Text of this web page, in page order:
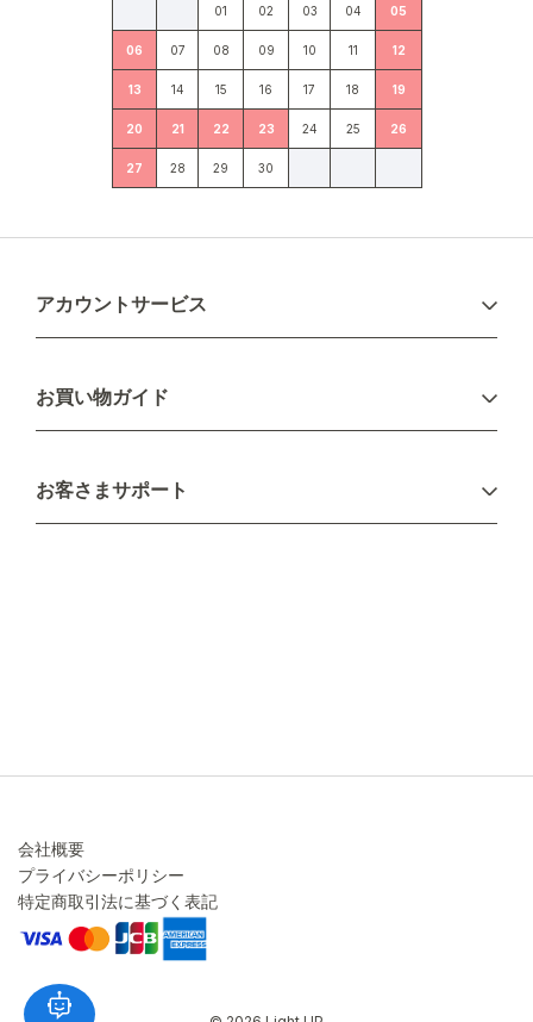
01 02 03 04 05
06 07 08 09 10 11 12
13 14 15 16 17 18 19
20 21 22 23 24 25 26
27 28 29 30
アカウントサービス
新規会員登録
お買い物ガイド
配送について
不良品・返品について
お客さまサポート
会社概要
プライバシーポリシー
特定商取引法に基づく表記